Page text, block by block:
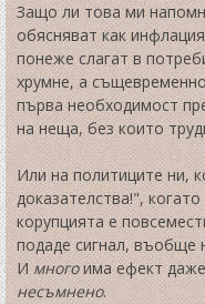
Защо ли това ми
обясняват как
понеже слагат в
хрумне, а
първа необходимост
на неща, без които
Или на политиците ни,
доказателства!",
корупцията е
подаде сигнал, въобще
Имногоима ефект
несъмнено.